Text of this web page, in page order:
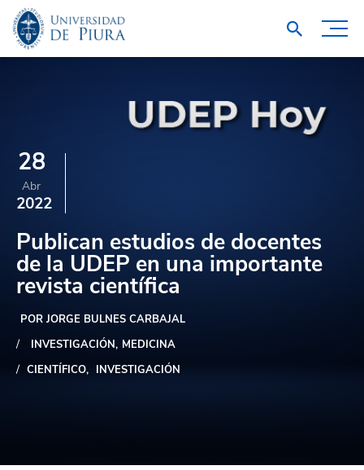
28
Abr
2022
Publican estudios de docentes
de la UDEP en una importante
revista científica
POR JORGE BULNES CARBAJAL
INVESTIGACIÓN MEDICINA
CIENTÍFICO
INVESTIGACIÓN